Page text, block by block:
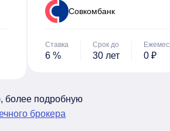
Cовкомбанк
Ставка
6 %
Срок до
30 лет 0 ₽
более подробную
брокера